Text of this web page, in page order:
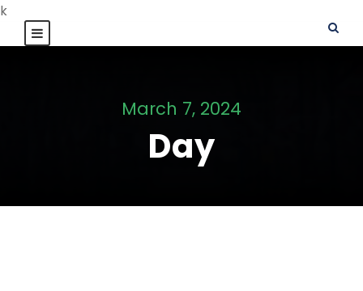
k
March 7, 2024
Day